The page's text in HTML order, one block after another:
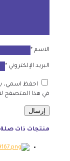
الاسم *
البريد الإلكتروني *
احفظ اسمي،
في هذا المتصفح
منتجات ذات صلة